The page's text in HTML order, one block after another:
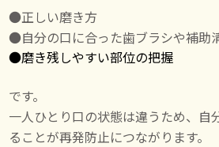
●正しい磨き方
●自分の口に合った歯ブラシや補助
●磨き残しやすい部位の把握
です。
一人ひとり口の状態は違うため、自
ることが再発防止につながります。